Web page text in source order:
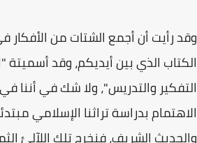
وقد رأيت أن أجمع الشتات من
الكتاب الذي بين أيديكم، وقد أسميتة
التفكير والتدريس"، ولا شك في أننا
الاهتمام بدراسة تراثنا الإسلامي
والحديث الشريف، فنخرج تلك اللآلئ